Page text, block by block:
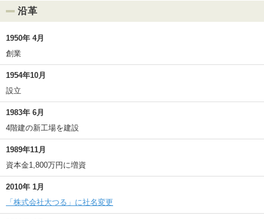
沿革
1950年 4月
創業
1954年10月
設立
1983年 6月
4階建の新工場を建設
1989年11月
資本金1,800万円に増資
2010年 1月
「株式会社大つる」に社名変更